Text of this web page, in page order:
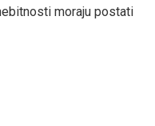
moraju postati